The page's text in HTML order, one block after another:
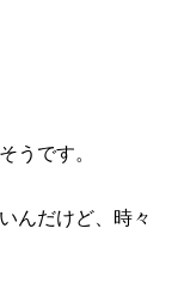
うです。
んだけど、時々